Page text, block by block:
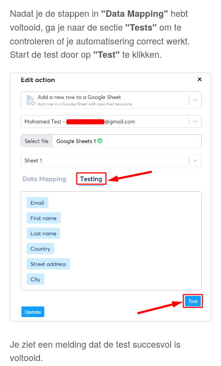
Nadat je de stappen in "Data Mapping" hebt
voltooid, ga je naar de sectie "Tests" om te
controleren of je automatisering correct werkt.
Start de test door op "Test" te klikken.
Je ziet een melding dat de test succesvol is
voltooid.